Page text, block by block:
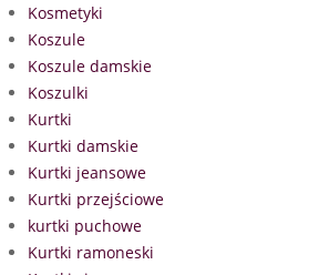
Kosmetyki
Koszule
Koszule damskie
Koszulki
Kurtki
Kurtki damskie
Kurtki jeansowe
Kurtki przejściowe
kurtki puchowe
Kurtki ramoneski